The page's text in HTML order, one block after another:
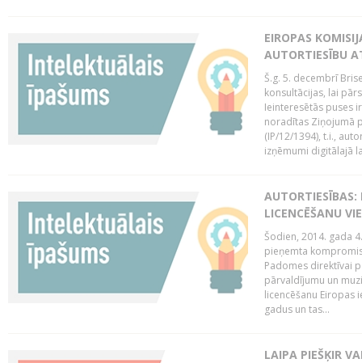
EIROPAS
AUTORTIESĪBU
Š.g. 5. decembrī
konsultācijas, lai
Ieinteresētās puses
noradītas Ziņojumā
(IP/12/1394), t.i.,
izņēmumi digitālajā
AUTORTIESĪBAS:
LICENCĒŠANU
Šodien, 2014. gada
pieņemta
Padomes direktīvai
pārvaldījumu un
licencēšanu Eiropas
gadus un tas...
LAIPA PIEŠĶIR